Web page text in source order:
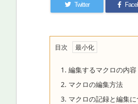
Twitter
目次
1. 編集するマクロの内容
2. マクロの編集方法
3. マクロの記録と編集